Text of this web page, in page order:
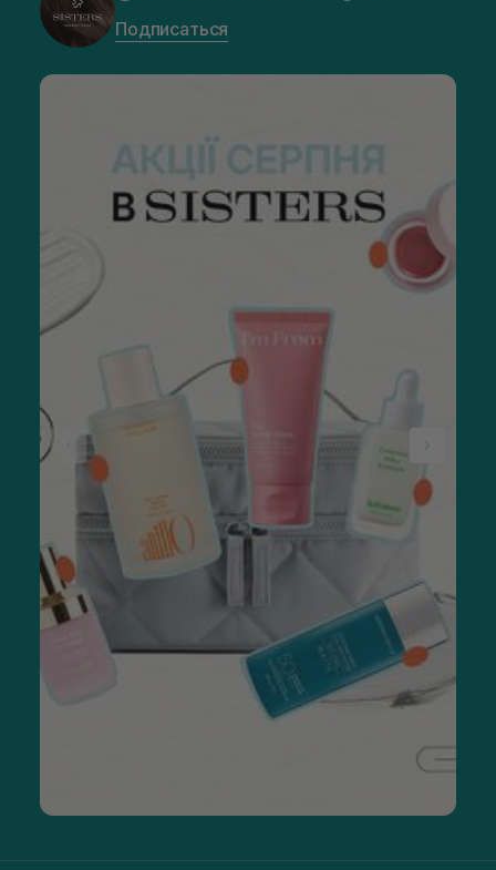
Подписаться